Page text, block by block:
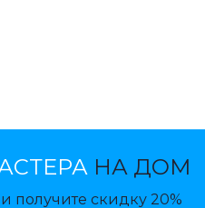
НА ДОМ
получите скидку 20%